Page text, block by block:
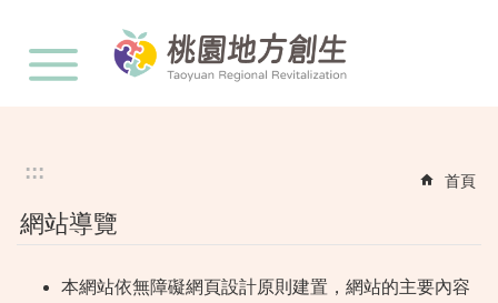
::: 首頁
網站導覽
本網站依無障礙網頁設計原則建置，網站的主要內容